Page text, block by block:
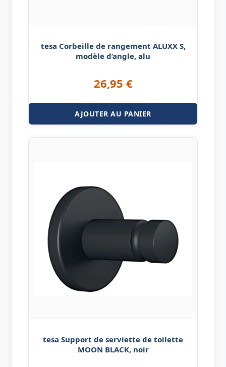
tesa Corbeille de rangement ALUXX S,
modèle d’angle, alu
26,95 €
AJOUTER AU PANIER
tesa Support de serviette de toilette
MOON BLACK, noir